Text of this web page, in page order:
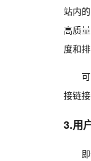
站内
高质
度和
接链
3.用